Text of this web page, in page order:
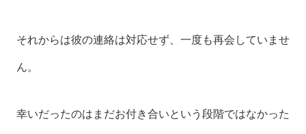
それからは彼の連絡は対応せず、一度も再会していませ
ん。
幸いだったのはまだお付き合いという段階ではなかった